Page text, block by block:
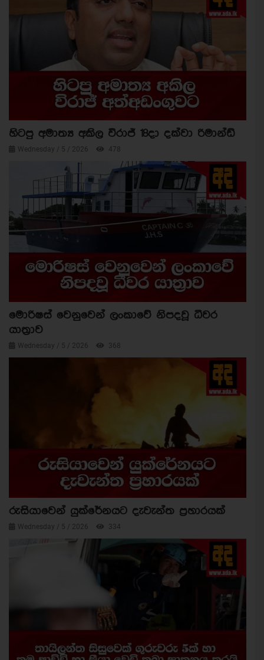
හිටපු අමාත්‍ය අකිල විරාජ් 18දා දක්වා රිමාන්ඩ්
Wednesday / 5 / 2026 478
මොරිෂස් වෙනුවෙන් ලංකාවේ නිපදවූ ධීවර
යාත්‍රාව
Wednesday / 5 / 2026 368
රුසියාවෙන් යුක්රේනයට දැවැන්ත ප්‍රහාරයක්
Wednesday / 5 / 2026 334